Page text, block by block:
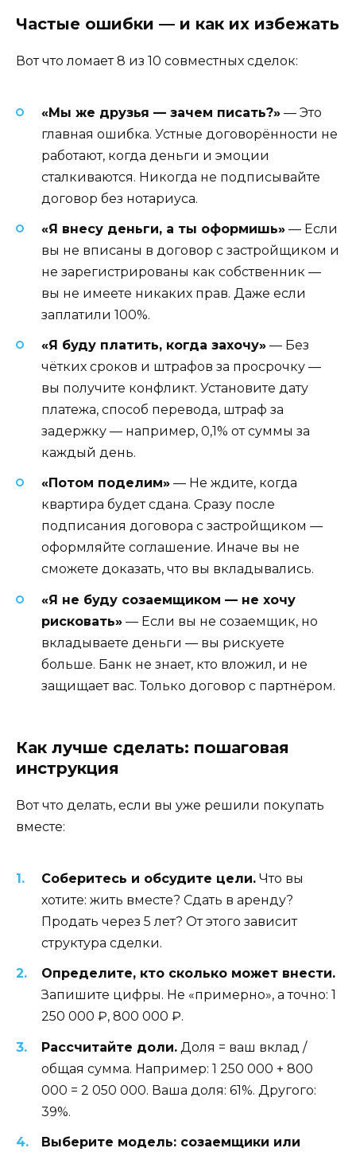
Частые ошибки — и как их избежать
Вот что ломает 8 из 10 совместных сделок:
«Мы же друзья — зачем писать?» — Это
главная ошибка. Устные договорённости не
работают, когда деньги и эмоции
сталкиваются. Никогда не подписывайте
договор без нотариуса.
«Я внесу деньги, а ты оформишь» — Если
вы не вписаны в договор с застройщиком и
не зарегистрированы как собственник —
вы не имеете никаких прав. Даже если
заплатили 100%.
«Я буду платить, когда захочу» — Без
чётких сроков и штрафов за просрочку —
вы получите конфликт. Установите дату
платежа, способ перевода, штраф за
задержку — например, 0,1% от суммы за
каждый день.
«Потом поделим» — Не ждите, когда
квартира будет сдана. Сразу после
подписания договора с застройщиком —
оформляйте соглашение. Иначе вы не
сможете доказать, что вы вкладывались.
«Я не буду созаемщиком — не хочу
рисковать» — Если вы не созаемщик, но
вкладываете деньги — вы рискуете
больше. Банк не знает, кто вложил, и не
защищает вас. Только договор с партнёром.
Как лучше сделать: пошаговая
инструкция
Вот что делать, если вы уже решили покупать
вместе:
Соберитесь и обсудите цели. Что вы
хотите: жить вместе? Сдать в аренду?
Продать через 5 лет? От этого зависит
структура сделки.
Определите, кто сколько может внести.
Запишите цифры. Не «примерно», а точно: 1
250 000 ₽, 800 000 ₽.
Рассчитайте доли. Доля = ваш вклад /
общая сумма. Например: 1 250 000 + 800
000 = 2 050 000. Ваша доля: 61%. Другого:
39%.
Выберите модель: созаемщики или